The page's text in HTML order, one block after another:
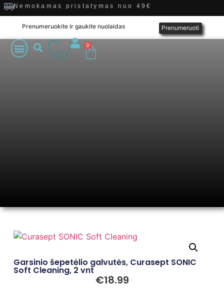
Nemokamas pristatymas nuo 49€
Prenumeruokite ir gaukite nuolaidas Prenumeruoti
0
Garsinio šepetėlio galvutės, Curasept SONIC
Soft Cleaning, 2 vnt
€18.99